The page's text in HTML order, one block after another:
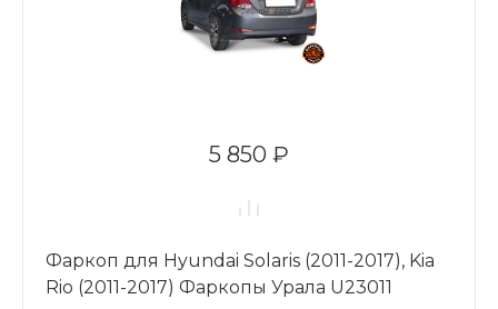
5 850 ₽
Фаркоп для Hyundai Solaris (2011-2017), Kia
Rio (2011-2017) Фаркопы Урала U23011